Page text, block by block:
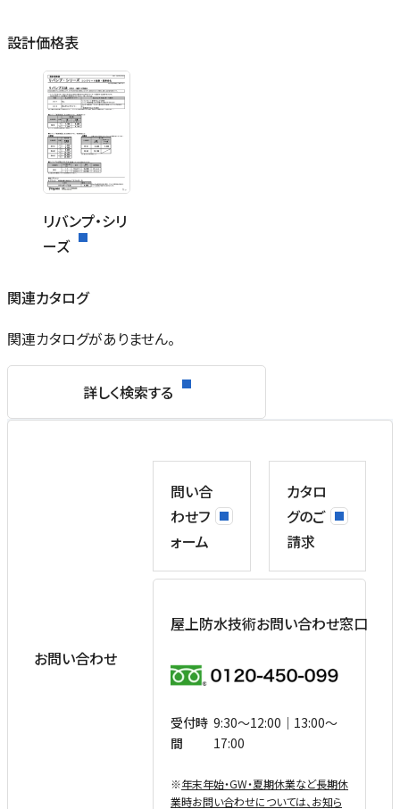
設計価格表
リバンプ・シリ
ーズ
関連カタログ
関連カタログがありません。
詳しく検索する
お問い合わせ
問い合
わせフ
ォーム
カタロ
グのご
請求
屋上防水技術お問い合わせ窓口
受付時
間
9:30〜12:00｜13:00〜
17:00
※年末年始・GW・夏期休業など⻑期休
業時お問い合わせについては、お知ら